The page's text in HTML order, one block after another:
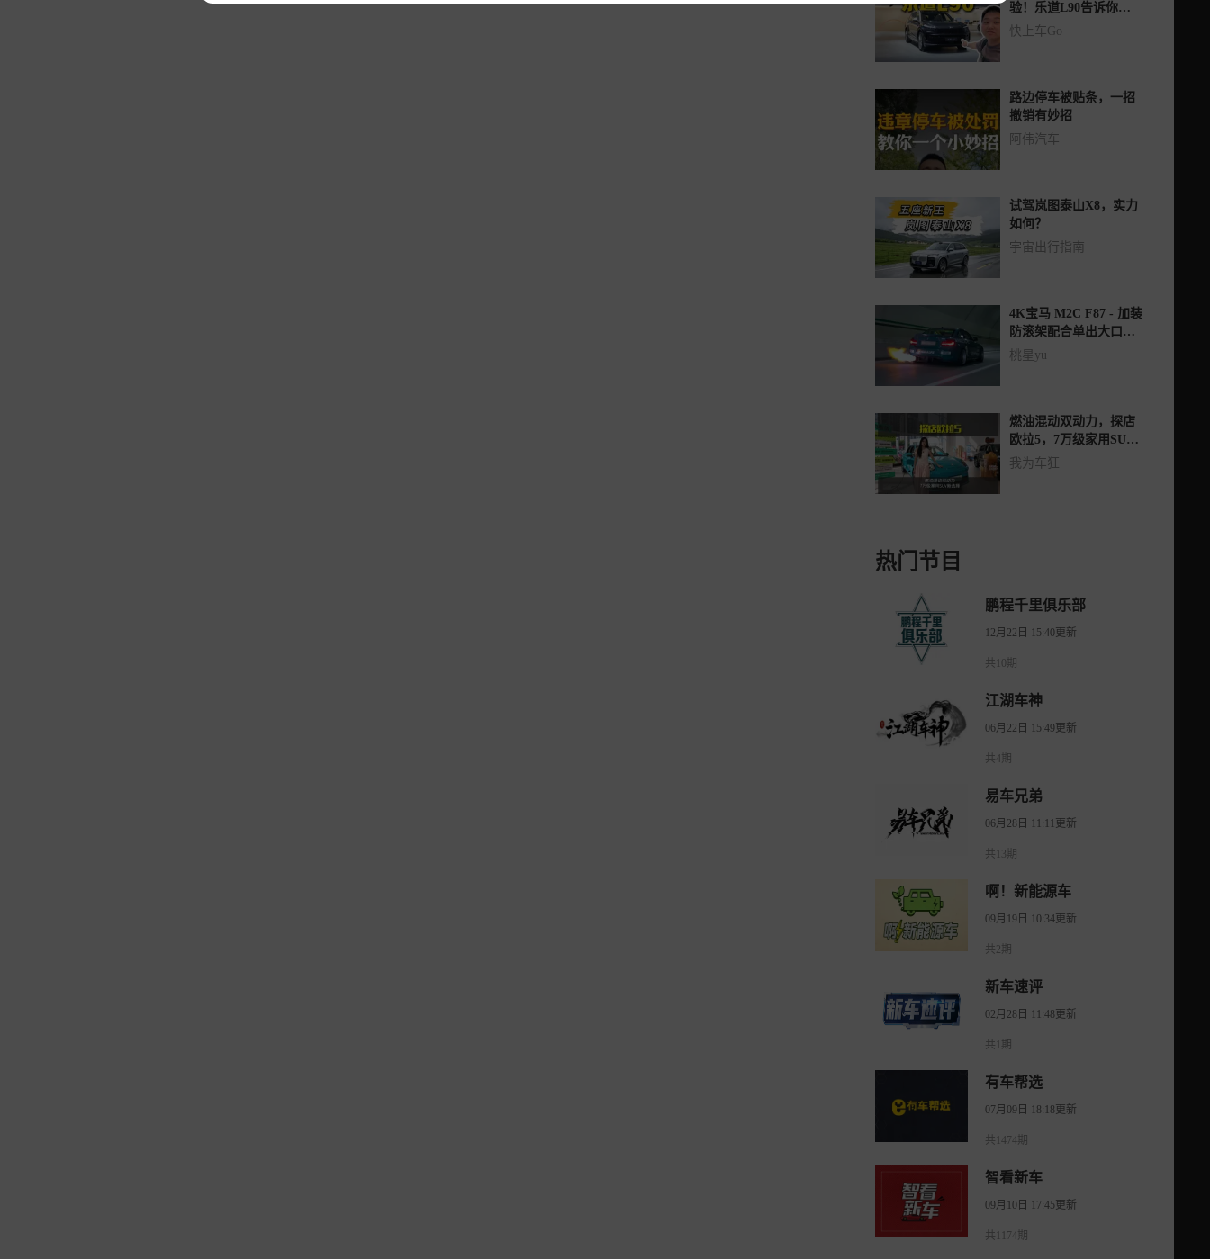
验！乐道L90告诉你什
么是一步到位
快上车Go
路边停车被贴条，一招
撤销有妙招
阿伟汽车
试驾岚图泰山X8，实力
如何？
宇宙出行指南
4K宝马 M2C F87 - 加装
防滚架配合单出大口径
排气管
桃星yu
燃油混动双动力，探店
欧拉5，7万级家用SUV
新选择
我为车狂
热门节目
鹏程千里俱乐部
12月22日 15:40更新
共10期
江湖车神
06月22日 15:49更新
共4期
易车兄弟
06月28日 11:11更新
共13期
啊！新能源车
09月19日 10:34更新
共2期
新车速评
02月28日 11:48更新
共1期
有车帮选
07月09日 18:18更新
共1474期
智看新车
09月10日 17:45更新
共1174期